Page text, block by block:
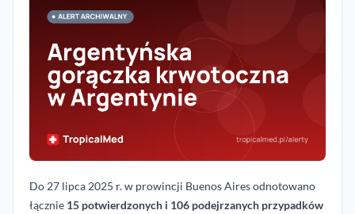
Do 27 lipca 2025 r. w prowincji Buenos Aires odnotowano
łącznie 15 potwierdzonych i 106 podejrzanych przypadków